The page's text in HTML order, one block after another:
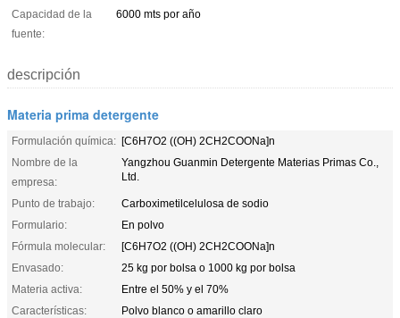
Capacidad de la
fuente:
6000 mts por año
descripción
Materia prima detergente
Formulación química: [C6H7O2 ((OH) 2CH2COONa]n
Nombre de la
empresa:
Yangzhou Guanmin Detergente Materias Primas Co.,
Ltd.
Punto de trabajo:
Carboximetilcelulosa de sodio
Formulario:
En polvo
Fórmula molecular:
[C6H7O2 ((OH) 2CH2COONa]n
Envasado:
25 kg por bolsa o 1000 kg por bolsa
Materia activa:
Entre el 50% y el 70%
Características:
Polvo blanco o amarillo claro